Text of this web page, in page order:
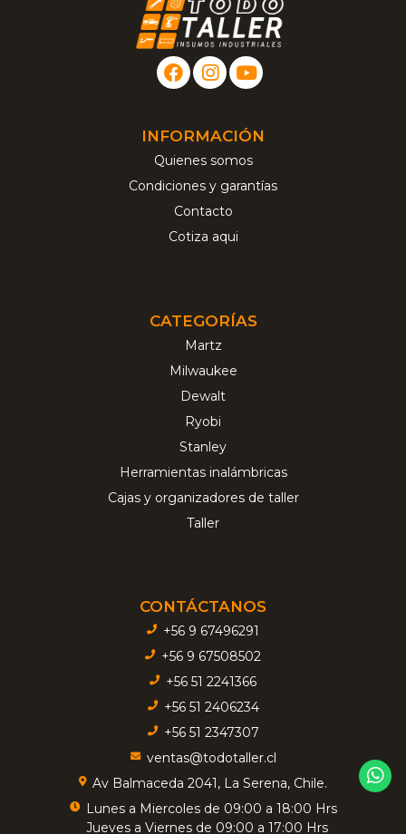
INFORMACIÓN
Quienes somos
Condiciones y garantías
Contacto
Cotiza aqui
CATEGORÍAS
Martz
Milwaukee
Dewalt
Ryobi
Stanley
Herramientas inalámbricas
Cajas y organizadores de taller
Taller
CONTÁCTANOS
+56 9 67496291
+56 9 67508502
+56 51 2241366
+56 51 2406234
+56 51 2347307
ventas@todotaller.cl
Av Balmaceda 2041, La Serena, Chile.
Lunes a Miercoles de 09:00 a 18:00 Hrs
Jueves a Viernes de 09:00 a 17:00 Hrs